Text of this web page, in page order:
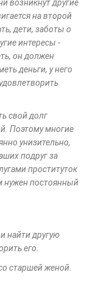
возникнут другие
на второй
дети, заботы о
интересы -
он должен
деньги, у него
свой долг
Поэтому многие
унизительно,
подруг за
проституток
нужен постоянный
найти другую
его.
старшей женой.